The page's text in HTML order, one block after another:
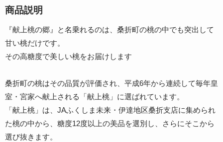
商品説明
『献上桃の郷』と名乗れるのは、桑折町の桃の中でも突出して
甘い桃だけです。
その高糖度で美しい桃をお届けします
桑折町の桃はその品質が評価され、平成6年から連続して毎年皇
室・宮家へ献上される「献上桃」に選ばれています。
「献上桃」は、JAふくしま未来・伊達地区桑折支店に集められ
た桃の中から、糖度12度以上の美品を選別し、さらにそこから
選び抜きます。